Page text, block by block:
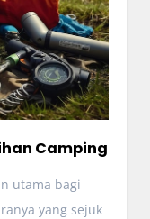
Camping
utama bagi
yang sejuk